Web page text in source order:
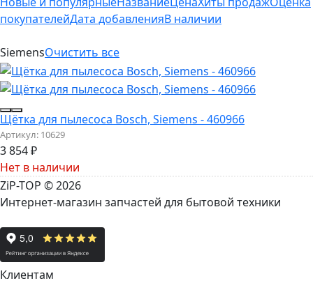
покупателейДата добавленияВ наличии
SiemensОчистить все
Щётка для пылесоса Bosch, Siemens - 460966
Артикул: 10629
3 854₽
Нет в наличии
ZiP-TOP © 2026
Интернет-магазин запчастей для бытовой техники
Клиентам